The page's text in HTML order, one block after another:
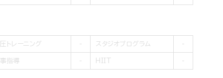
トレーニング スタジオプログラム
指導 HIIT